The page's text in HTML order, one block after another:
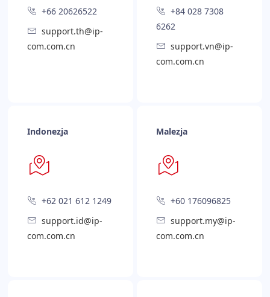
+66 20626522
support.th@ip-
com.com.cn
+84 028 7308
6262
support.vn@ip-
com.com.cn
Indonezja
+62 021 612 1249
support.id@ip-
com.com.cn
Malezja
+60 176096825
support.my@ip-
com.com.cn